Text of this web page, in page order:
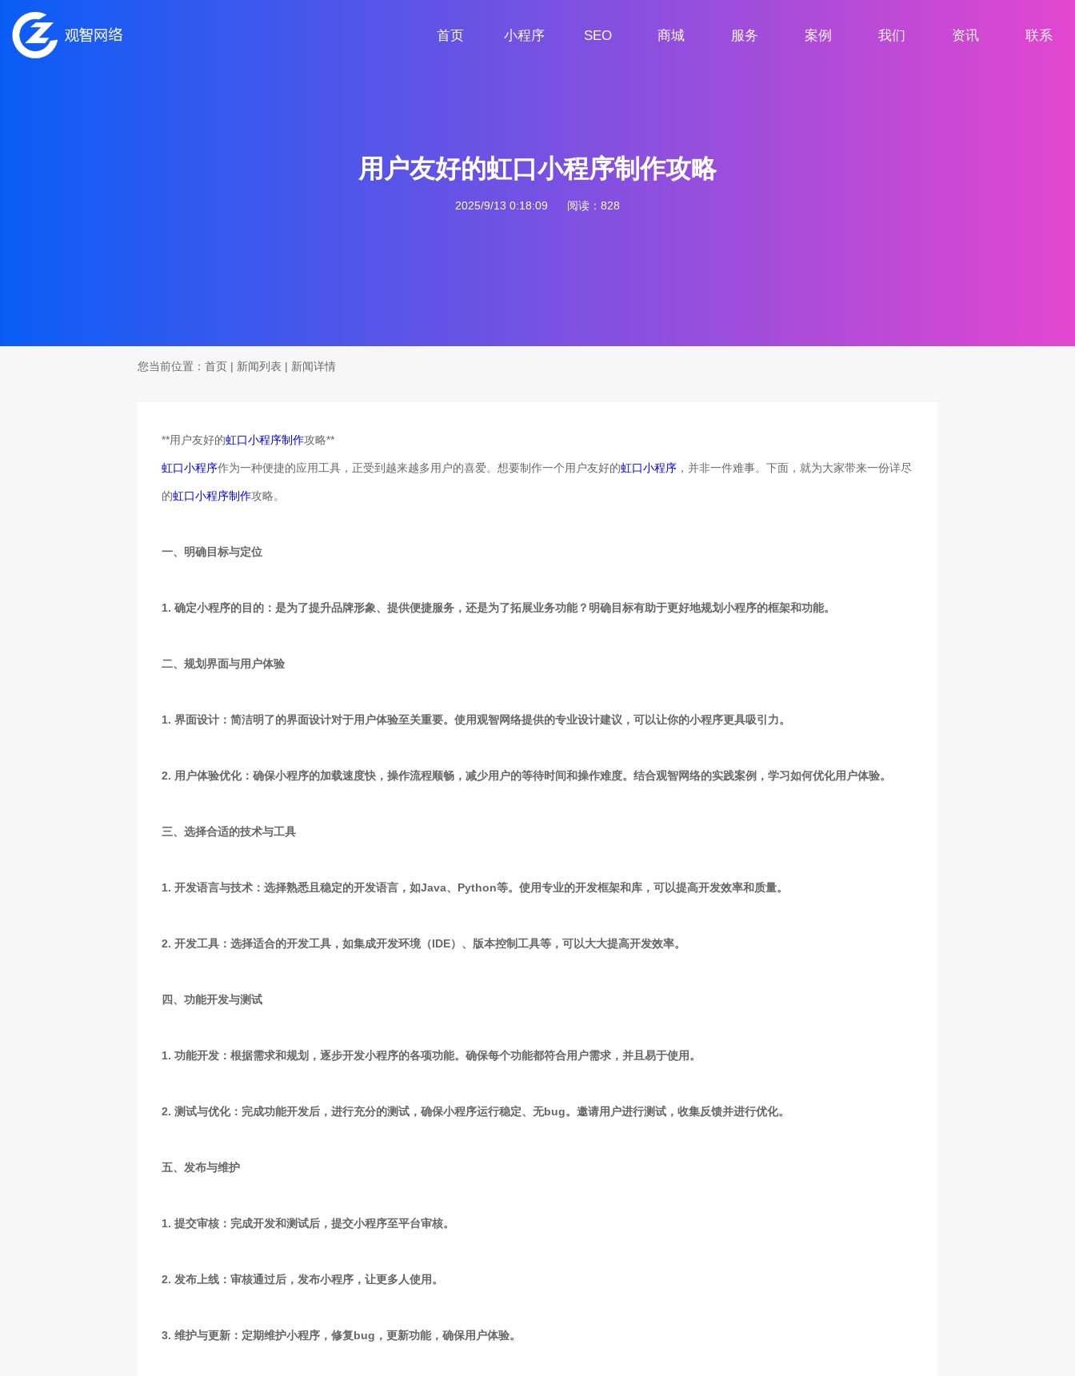
首页
小程序
SEO
商城
服务
案例
我们
资讯
联系
用户友好的虹口小程序制作攻略
2025/9/13 0:18:09 阅读：828
您当前位置： 首页 | 新闻列表 | 新闻详情
**用户友好的虹口小程序制作攻略**
虹口小程序作为一种便捷的应用工具，正受到越来越多用户的喜爱。想要制作一个用户友好的虹口小程序 ，并非一件难事。下面，就为大家带来一份详尽
的虹口小程序制作攻略。
一、明确目标与定位
1. 确定小程序的目的：是为了提升品牌形象、提供便捷服务，还是为了拓展业务功能？明确目标有助于更好地规划小程序的框架和功能。
二、规划界面与用户体验
1. 界面设计：简洁明了的界面设计对于用户体验至关重要。使用观智网络提供的专业设计建议，可以让你的小程序更具吸引力。
2. 用户体验优化：确保小程序的加载速度快，操作流程顺畅，减少用户的等待时间和操作难度。结合观智网络的实践案例，学习如何优化用户体验。
三、选择合适的技术与工具
1. 开发语言与技术：选择熟悉且稳定的开发语言，如Java、Python等。使用专业的开发框架和库，可以提高开发效率和质量。
2. 开发工具：选择适合的开发工具，如集成开发环境（IDE）、版本控制工具等，可以大大提高开发效率。
四、功能开发与测试
1. 功能开发：根据需求和规划，逐步开发小程序的各项功能。确保每个功能都符合用户需求，并且易于使用。
2. 测试与优化：完成功能开发后，进行充分的测试，确保小程序运行稳定、无bug。邀请用户进行测试，收集反馈并进行优化。
五、发布与维护
1. 提交审核：完成开发和测试后，提交小程序至平台审核。
2. 发布上线：审核通过后，发布小程序，让更多人使用。
3. 维护与更新：定期维护小程序，修复bug，更新功能，确保用户体验。